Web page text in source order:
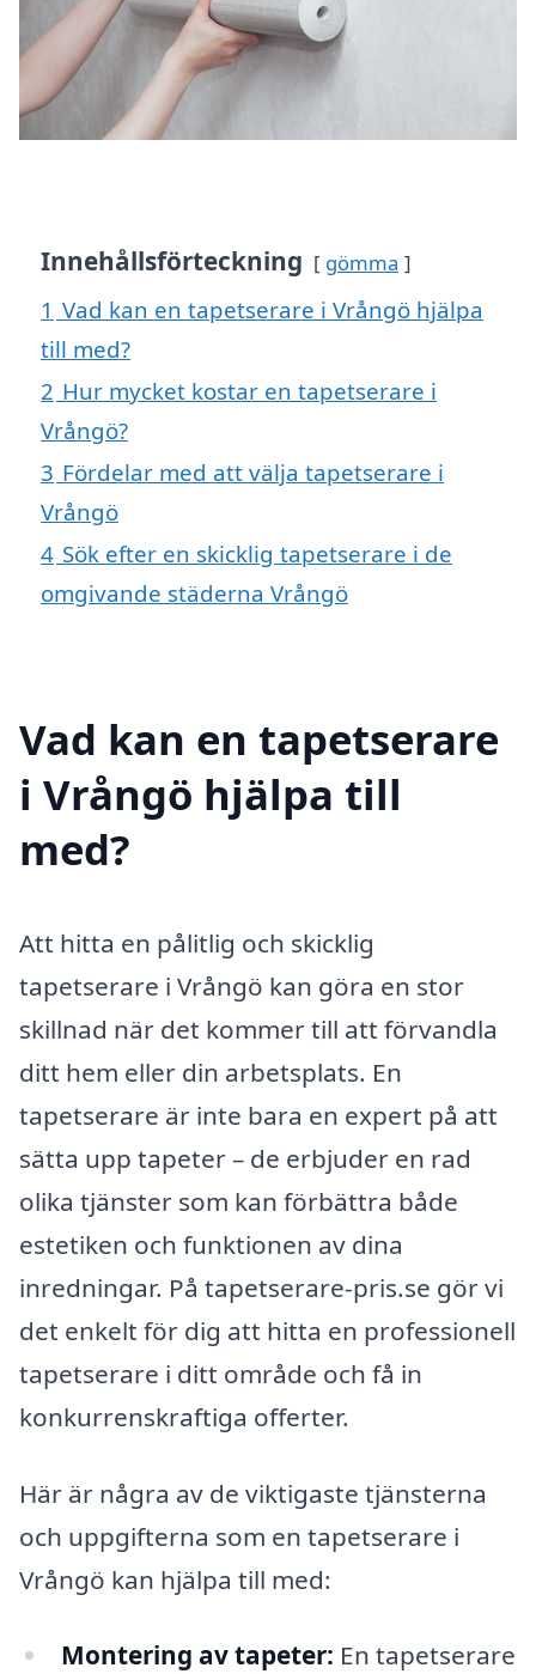
Innehållsförteckning gömma
1 Vad kan en tapetserare i Vrångö hjälpa
till med?
2 Hur mycket kostar en tapetserare i
Vrångö?
3 Fördelar med att välja tapetserare i
Vrångö
4 Sök efter en skicklig tapetserare i de
omgivande städerna Vrångö
Vad kan en tapetserare
i Vrångö hjälpa till
med?
Att hitta en pålitlig och skicklig
tapetserare i Vrångö kan göra en stor
skillnad när det kommer till att förvandla
ditt hem eller din arbetsplats. En
tapetserare är inte bara en expert på att
sätta upp tapeter – de erbjuder en rad
olika tjänster som kan förbättra både
estetiken och funktionen av dina
inredningar. På tapetserare-pris.se gör vi
det enkelt för dig att hitta en professionell
tapetserare i ditt område och få in
konkurrenskraftiga offerter.
Här är några av de viktigaste tjänsterna
och uppgifterna som en tapetserare i
Vrångö kan hjälpa till med:
Montering av tapeter: En tapetserare